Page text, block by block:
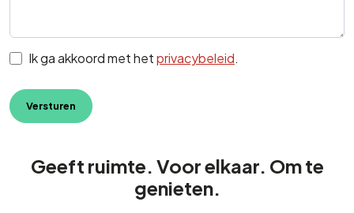
Instemming
Ik ga akkoord met hetprivacybeleid.
Geeft ruimte. Voor elkaar. Om te
genieten.